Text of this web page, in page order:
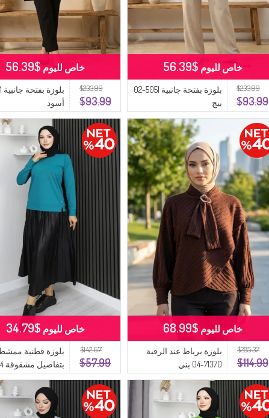
$233.99
$93.99
بلوزة بفتحة جانبية 5051-02
بيج
خاص لليوم $56.39
$233.99
$93.99
أسود
خاص لليوم $56.39
$285.37
$114.99
بلوزة برباط عند الرقبة
71370-04 بني
خاص لليوم $68.99
$142.67
$57.99
بلوزة قطنية
بترولي
خاص لليوم $34.79